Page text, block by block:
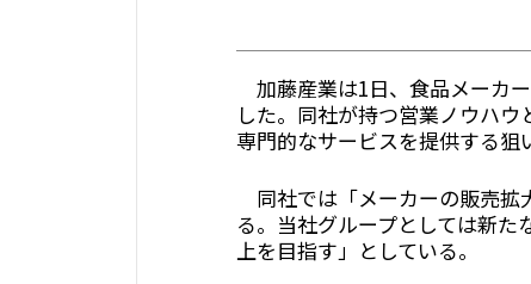
加藤産業は1日、食品メーカ
した。同社が持つ営業ノウハウ
専門的なサービスを提供する狙
同社では「メーカーの販売拡
る。当社グループとしては新た
上を目指す」としている。